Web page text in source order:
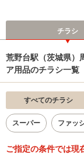
チラシ
荒野台駅（茨城県）
ア用品のチラシ一覧
すべてのチラシ
スーパー ファッ
ご指定の条件では現